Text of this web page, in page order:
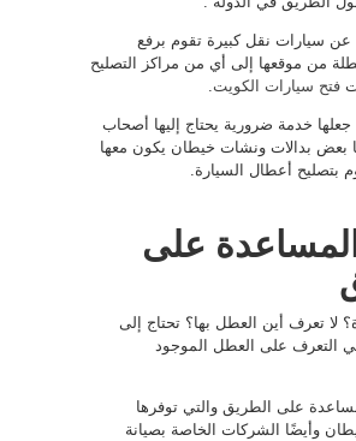
عن سيارات نقل كبيرة تقوم برفع
من موقعها إلى أي من مراكز التصليح
فتح سيارات الكويت
جعلها خدمة ضرورية يحتاج إليها أصحاب
بعض بدالات ونشات خيطان يكون معها
بتصليح أعطال السيارة.
على
لا تعرف أين العطل بها؟ تحتاج إلى
التعرف على العطل الموجود
على الطريق والتي توفرها
وأيضًا الشركات الخاصة بصيانة